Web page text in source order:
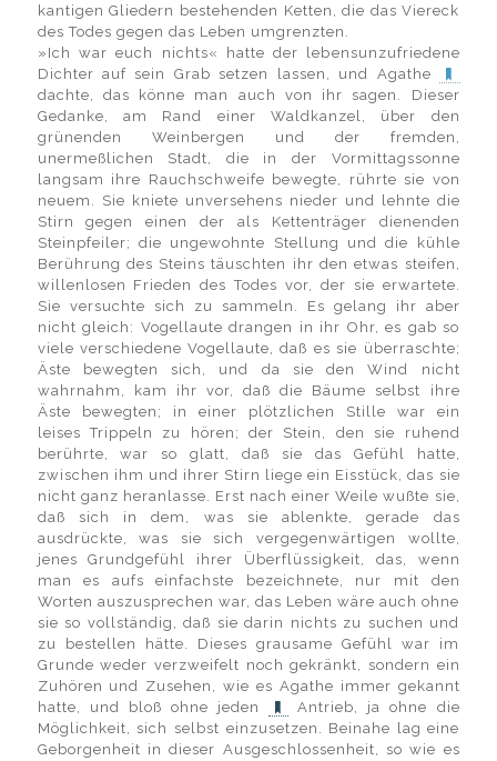
kantigen Gliedern bestehenden Ketten, die das Viereck
des Todes gegen das Leben umgrenzten.
»Ich war euch nichts« hatte der lebensunzufriedene
Dichter auf sein Grab setzen lassen, und Agathe
dachte, das könne man auch von ihr sagen. Dieser
Gedanke, am Rand einer Waldkanzel, über den
grünenden Weinbergen und der fremden,
unermeßlichen Stadt, die in der Vormittagssonne
langsam ihre Rauchschweife bewegte, rührte sie von
neuem. Sie kniete unversehens nieder und lehnte die
Stirn gegen einen der als Kettenträger dienenden
Steinpfeiler; die ungewohnte Stellung und die kühle
Berührung des Steins täuschten ihr den etwas steifen,
willenlosen Frieden des Todes vor, der sie erwartete.
Sie versuchte sich zu sammeln. Es gelang ihr aber
nicht gleich: Vogellaute drangen in ihr Ohr, es gab so
viele verschiedene Vogellaute, daß es sie überraschte;
Äste bewegten sich, und da sie den Wind nicht
wahrnahm, kam ihr vor, daß die Bäume selbst ihre
Äste bewegten; in einer plötzlichen Stille war ein
leises Trippeln zu hören; der Stein, den sie ruhend
berührte, war so glatt, daß sie das Gefühl hatte,
zwischen ihm und ihrer Stirn liege ein Eisstück, das sie
nicht ganz heranlasse. Erst nach einer Weile wußte sie,
daß sich in dem, was sie ablenkte, gerade das
ausdrückte, was sie sich vergegenwärtigen wollte,
jenes Grundgefühl ihrer Überflüssigkeit, das, wenn
man es aufs einfachste bezeichnete, nur mit den
Worten auszusprechen war, das Leben wäre auch ohne
sie so vollständig, daß sie darin nichts zu suchen und
zu bestellen hätte. Dieses grausame Gefühl war im
Grunde weder verzweifelt noch gekränkt, sondern ein
Zuhören und Zusehen, wie es Agathe immer gekannt
hatte, und bloß ohne jeden
Antrieb, ja ohne die
Möglichkeit, sich selbst einzusetzen. Beinahe lag eine
Geborgenheit in dieser Ausgeschlossenheit, so wie es